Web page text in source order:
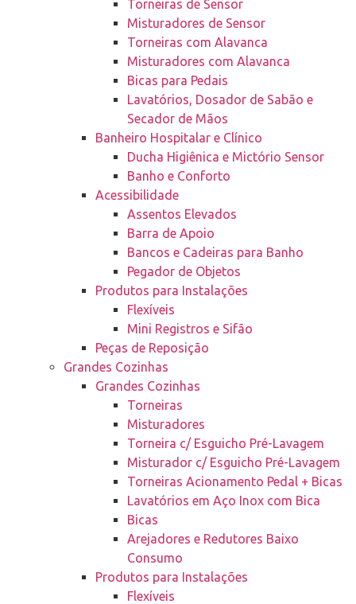
Torneiras de Sensor
Misturadores de Sensor
Torneiras com Alavanca
Misturadores com Alavanca
Bicas para Pedais
Lavatórios, Dosador de Sabão e
Secador de Mãos
Banheiro Hospitalar e Clínico
Ducha Higiênica e Mictório Sensor
Banho e Conforto
Acessibilidade
Assentos Elevados
Barra de Apoio
Bancos e Cadeiras para Banho
Pegador de Objetos
Produtos para Instalações
Flexíveis
Mini Registros e Sifão
Peças de Reposição
Grandes Cozinhas
Grandes Cozinhas
Torneiras
Misturadores
Torneira c/ Esguicho Pré-Lavagem
Misturador c/ Esguicho Pré-Lavagem
Torneiras Acionamento Pedal + Bicas
Lavatórios em Aço Inox com Bica
Bicas
Arejadores e Redutores Baixo
Consumo
Produtos para Instalações
Flexíveis